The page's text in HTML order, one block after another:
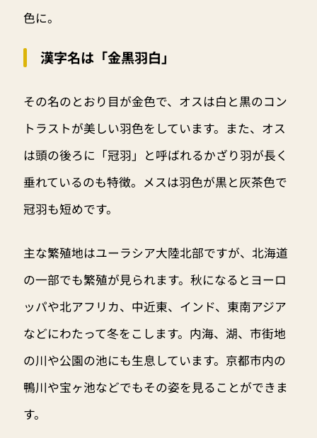
色に。
漢字名は「金黒羽白」
その名のとおり目が金色で、オスは白と黒のコン
トラストが美しい羽色をしています。また、オス
は頭の後ろに「冠羽」と呼ばれるかざり羽が長く
垂れているのも特徴。メスは羽色が黒と灰茶色で
冠羽も短めです。
主な繁殖地はユーラシア大陸北部ですが、北海道
の一部でも繁殖が見られます。秋になるとヨーロ
ッパや北アフリカ、中近東、インド、東南アジア
などにわたって冬をこします。内海、湖、市街地
の川や公園の池にも生息しています。京都市内の
鴨川や宝ヶ池などでもその姿を見ることができま
す。